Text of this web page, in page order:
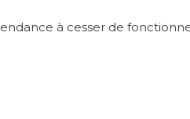
à cesser de